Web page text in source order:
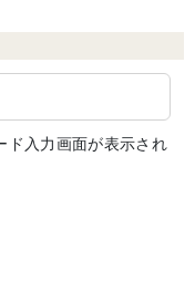
ド入力画面が表示され